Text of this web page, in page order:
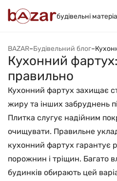
будівельні
BAZAR–Будівельний блог–
Кухонний
правильно
Кухонний фартух захищає
жиру та інших забруднень
Плитка слугує надійним
очищувати. Правильне
кухонний фартух гарантує
порожнин і тріщин. Багато
будинків обирають цей